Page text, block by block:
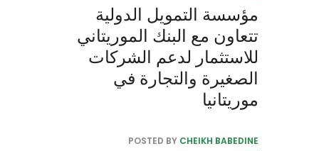
مؤسسة التمويل الدولية
تتعاون مع البنك الموريتاني
للاستثمار لدعم الشركات
الصغيرة والتجارة في
موريتانيا
POSTED BY CHEIKH BABEDINE